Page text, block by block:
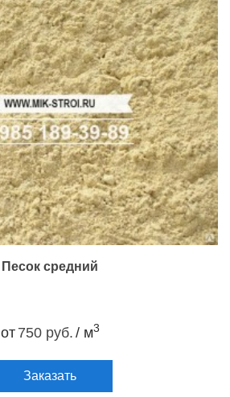
Песок средний
от 750 руб. / м3
Заказать